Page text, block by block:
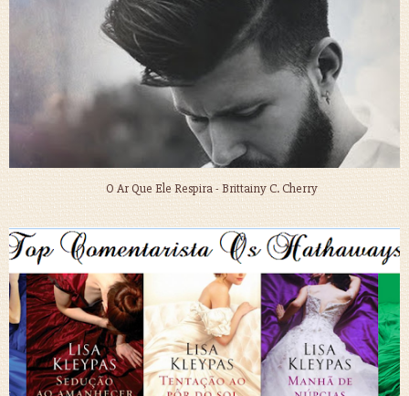
O Ar Que Ele Respira - Brittainy C. Cherry